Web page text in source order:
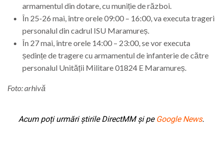
armamentul din dotare, cu muniție de război.
În 25-26 mai, între orele 09:00 – 16:00, va executa trageri
personalul din cadrul ISU Maramureș.
În 27 mai, între orele 14:00 – 23:00, se vor executa
ședințe de tragere cu armamentul de infanterie de către
personalul Unității Militare 01824 E Maramureș.
Foto: arhivă
Acum poți urmări știrile DirectMM și pe Google News.